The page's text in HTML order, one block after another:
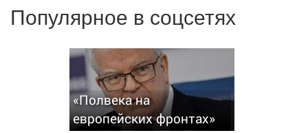
Популярное в соцсетях
«Полвека на
европейских фронтах»